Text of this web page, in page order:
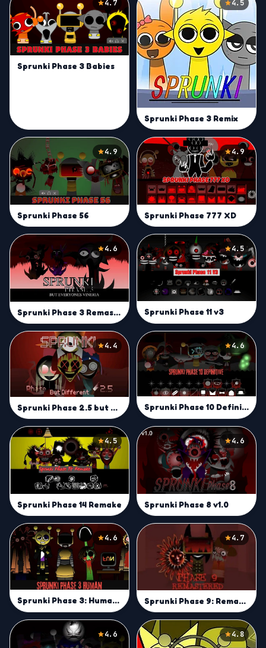
4.7
Sprunki Phase 3 Babies
4.5
Sprunki Phase 3 Remix
4.9
Sprunki Phase 56
4.9
Sprunki Phase 777 XD
4.6
Sprunki Phase 3 Remastered But Everyone is Vineria
4.5
Sprunki Phase 11 v3
4.4
Sprunki Phase 2.5 but Different
4.6
Sprunki Phase 10 Definitive
4.5
Sprunki Phase 14 Remake
4.6
Sprunki Phase 8 v1.0
4.6
Sprunki Phase 3: Human Edition
4.7
Sprunki Phase 9: Remastered
4.6 4.8